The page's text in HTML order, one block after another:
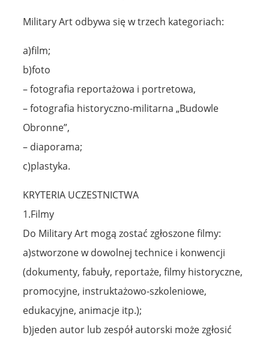
Military Art odbywa się w trzech kategoriach:
a)film;
b)foto
– fotografia reportażowa i portretowa,
– fotografia historyczno-militarna „Budowle
Obronne”,
– diaporama;
c)plastyka.
KRYTERIA UCZESTNICTWA
1.Filmy
Do Military Art mogą zostać zgłoszone filmy:
a)stworzone w dowolnej technice i konwencji
(dokumenty, fabuły, reportaże, filmy historyczne,
promocyjne, instruktażowo-szkoleniowe,
edukacyjne, animacje itp.);
b)jeden autor lub zespół autorski może zgłosić